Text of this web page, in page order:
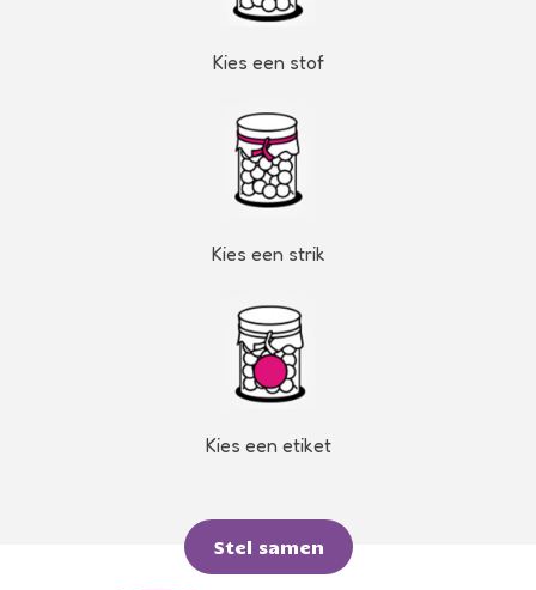
Kies een stof
Kies een strik
Kies een etiket
Stel samen